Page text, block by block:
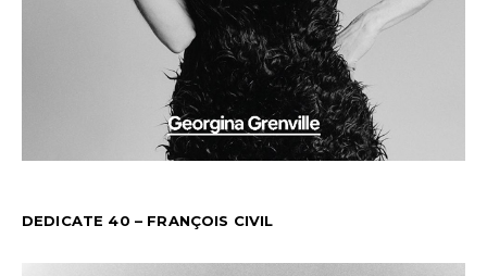
DEDICATE 40 – FRANÇOIS CIVIL